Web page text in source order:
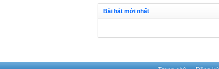
Bài hát mới nhất